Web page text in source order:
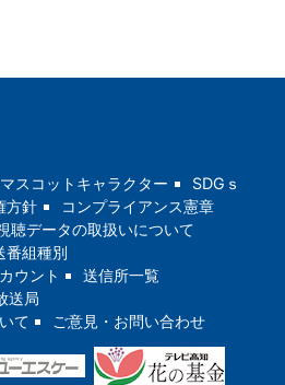
マスコットキャラクター
SDGｓ
方針
コンプライアンス憲章
聴データの取扱いについて
番組種別
ウント
送信所一覧
送局
て
ご意見・お問い合わせ